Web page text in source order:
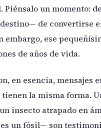
un momento:
de convertirse
embargo, ese
de años de vida.
en esencia, mensajes
tienen la misma forma.
insecto atrapado en
un fósil— son